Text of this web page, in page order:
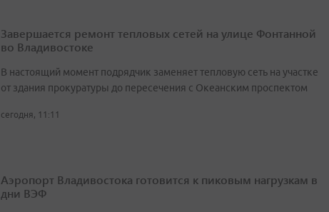
Завершается ремонт тепловых сетей на улице Фонтанной
во Владивостоке
В настоящий момент подрядчик заменяет тепловую сеть на участке
от здания прокуратуры до пересечения с Океанским проспектом
сегодня, 11:11
Аэропорт Владивостока готовится к пиковым нагрузкам в
дни ВЭФ